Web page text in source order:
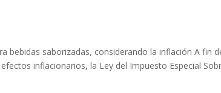
bebidas saborizadas, considerando la inflación A fin
inflacionarios, la Ley del Impuesto Especial